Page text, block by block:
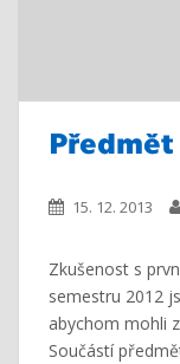
Předmět
15. 12. 2013
Zkušenost s
semestru 2012
abychom mohli
Součástí